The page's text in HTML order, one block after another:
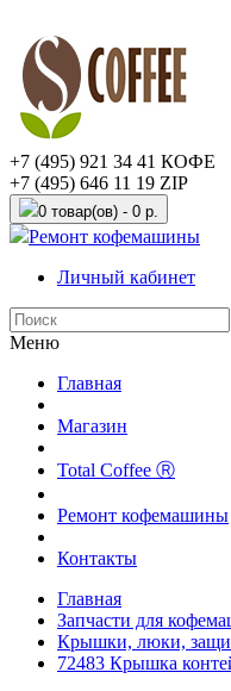
+7 (495) 921 34 41 КОФЕ
+7 (495) 646 11 19 ZIP
0 товар(ов) - 0 р.
Ремонт кофемашины
Личный кабинет
Меню
Главная
Магазин
Total Coffee Ⓡ
Ремонт кофемашины
Контакты
Главная
Запчасти для
Крышки, люки,
72483 Крышка